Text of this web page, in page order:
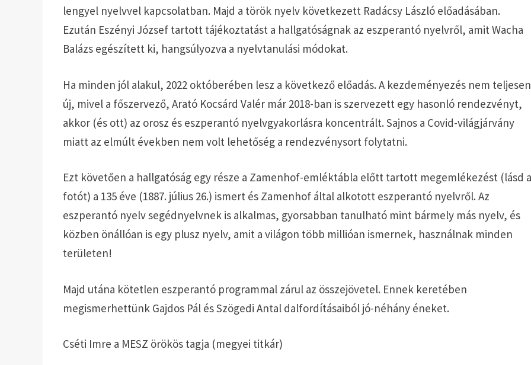
lengyel nyelvvel kapcsolatban. Majd a török nyelv következett Radácsy László előadásában.
Ezután Eszényi József tartott tájékoztatást a hallgatóságnak az eszperantó nyelvről, amit Wacha
Balázs egészített ki, hangsúlyozva a nyelvtanulási módokat.
Ha minden jól alakul, 2022 októberében lesz a következő előadás. A kezdeményezés nem teljesen
új, mivel a főszervező, Arató Kocsárd Valér már 2018-ban is szervezett egy hasonló rendezvényt,
akkor (és ott) az orosz és eszperantó nyelvgyakorlásra koncentrált. Sajnos a Covid-világjárvány
miatt az elmúlt években nem volt lehetőség a rendezvénysort folytatni.
Ezt követően a hallgatóság egy része a Zamenhof-emléktábla előtt tartott megemlékezést (lásd
fotót) a 135 éve (1887. július 26.) ismert és Zamenhof által alkotott eszperantó nyelvről. Az
eszperantó nyelv segédnyelvnek is alkalmas, gyorsabban tanulható mint bármely más nyelv, és
közben önállóan is egy plusz nyelv, amit a világon több millióan ismernek, használnak minden
területen!
Majd utána kötetlen eszperantó programmal zárul az összejövetel. Ennek keretében
megismerhettünk Gajdos Pál és Szögedi Antal dalfordításaiból jó-néhány éneket.
Cséti Imre a MESZ örökös tagja (megyei titkár)